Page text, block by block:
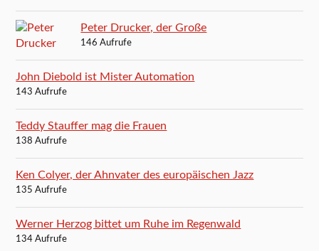
Peter Drucker, der Große
146 Aufrufe
John Diebold ist Mister Automation
143 Aufrufe
Teddy Stauffer mag die Frauen
138 Aufrufe
Ken Colyer, der Ahnvater des europäischen Jazz
135 Aufrufe
Werner Herzog bittet um Ruhe im Regenwald
134 Aufrufe